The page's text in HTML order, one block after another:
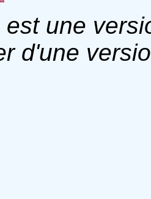
est une
d'une